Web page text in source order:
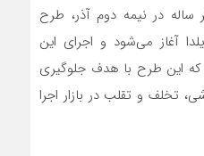
ساله در نیمه دوم آذر، طرح
آغاز می‌شود و اجرای این
که این طرح با هدف جلوگیری
تخلف و تقلب در بازار اجرا